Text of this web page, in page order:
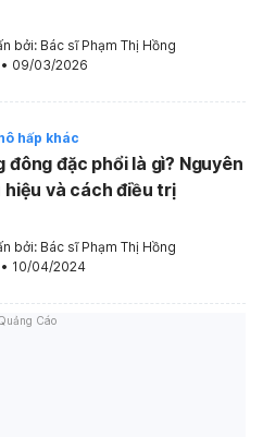
bởi: Bác sĩ Phạm Thị Hồng
• 09/03/2026
hấp khác
đông đặc phổi là gì? Nguyên
hiệu và cách điều trị
bởi: Bác sĩ Phạm Thị Hồng
• 10/04/2024
Cáo